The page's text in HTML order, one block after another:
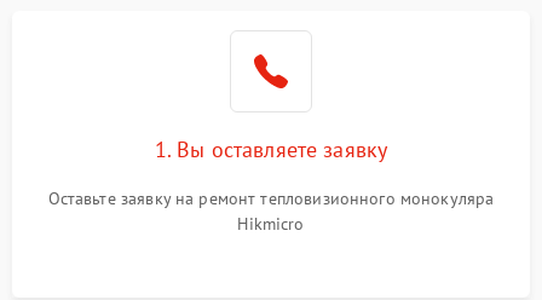
1. Вы оставляете заявку
Оставьте заявку на ремонт тепловизионного монокуляра
Hikmicro